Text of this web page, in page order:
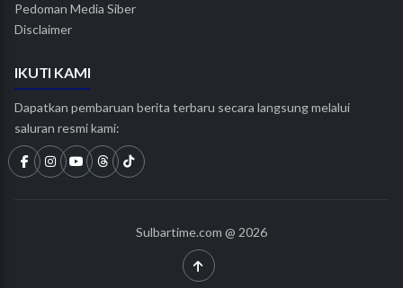
Pedoman Media Siber
Disclaimer
IKUTI KAMI
Dapatkan pembaruan berita terbaru secara langsung melalui
saluran resmi kami:
Sulbartime.com @ 2026